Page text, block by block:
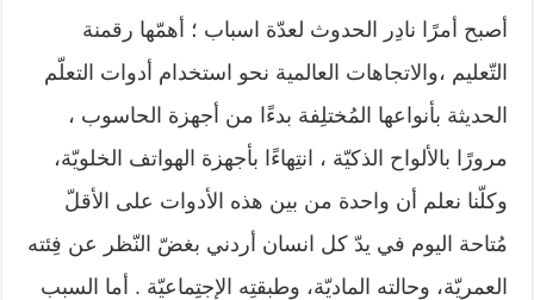
أصبح أمرًا نادِر الحدوث لعدّة اسباب ؛ أهمّها رقمنة
التّعليم ،والاتجاهات العالمية نحو استخدام أدوات التعلّم
الحديثة بأنواعها المُختلِفة بدءًا من أجهزة الحاسوب ،
مرورًا بالألواح الذكيّة ، انتِهاءًا بأجهزة الهواتف الخلويّة،
وكلّنا نعلم أن واحدة من بين هذه الأدوات على الأقلّ
مُتاحة اليوم في يدّ كل انسان أردني بغضّ النّظر عن فِئته
العمريّة، وحالته الماديّة، وطبقتِه الإجتِماعيّة . أما السبب